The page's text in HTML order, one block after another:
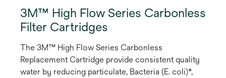
3M™ High Flow Series Carbonless
Filter Cartridges
The 3M™ High Flow Series Carbonless
Replacement Cartridge provide consistent quality
water by reducing particulate, Bacteria (E. coli)*,